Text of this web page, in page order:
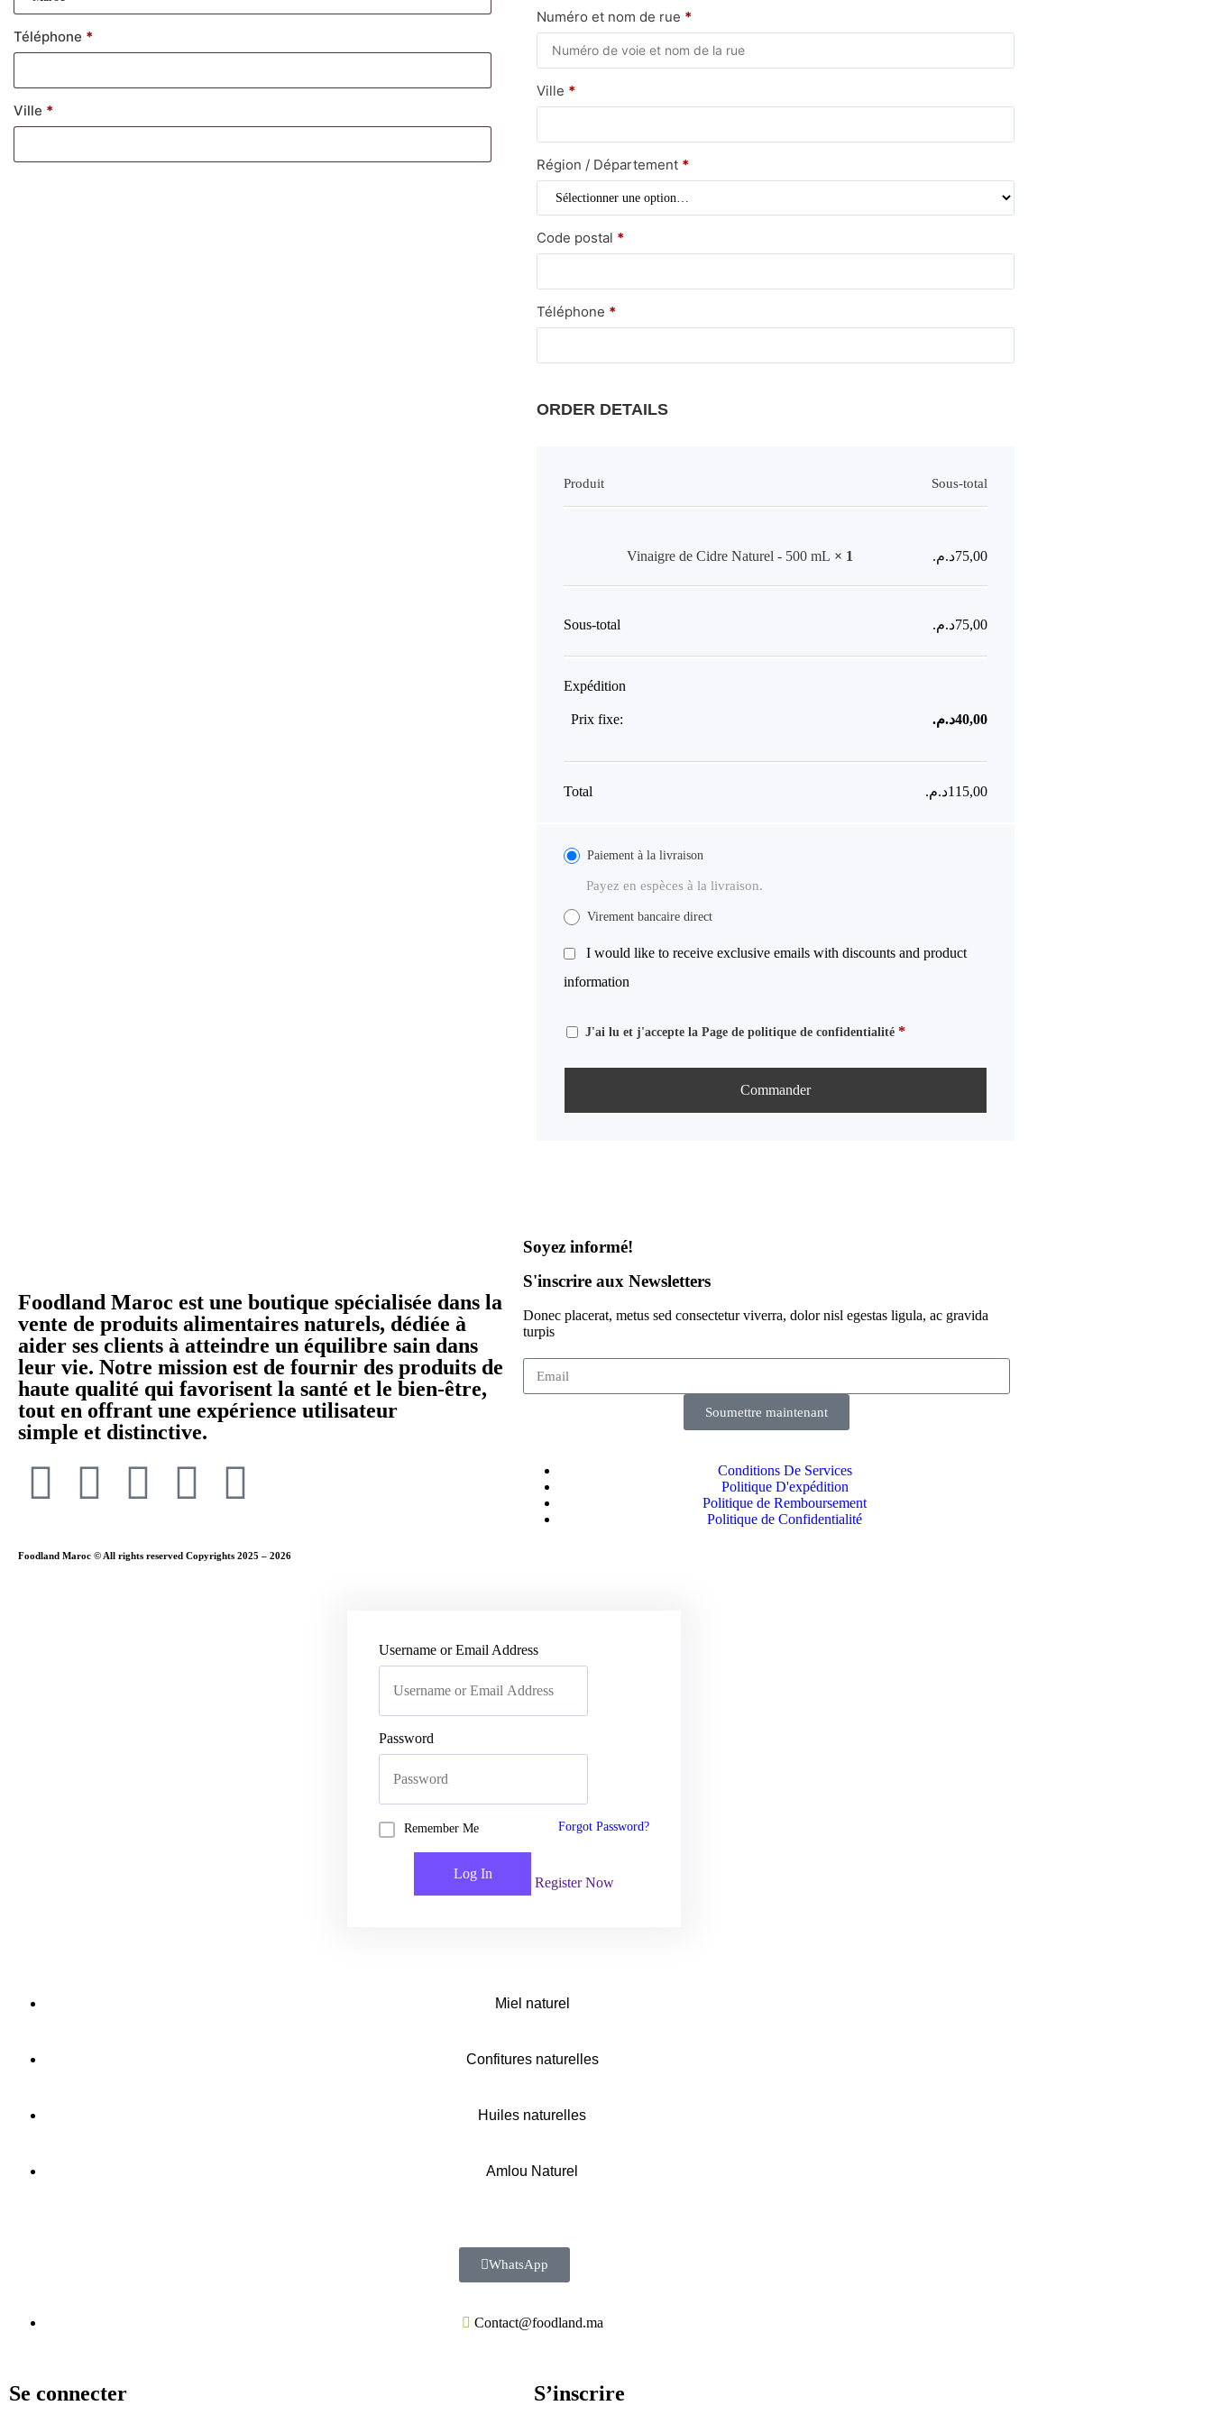
Téléphone *
Ville *
Numéro et nom de rue *
Ville *
Région / Département *
Code postal *
Téléphone *
ORDER DETAILS
Produit Sous-total
Vinaigre de Cidre Naturel - 500 mL × 1 75,00د.م.
Sous-total 75,00د.م.
Expédition
Prix fixe: 40,00د.م.
Total 115,00د.م.
Paiement à la livraison
Payez en espèces à la livraison.
Virement bancaire direct
I would like to receive exclusive emails with discounts and product
information
J'ai lu et j'accepte la Page de politique de confidentialité *
Commander
Foodland Maroc est une boutique spécialisée dans la
vente de produits alimentaires naturels, dédiée à
aider ses clients à atteindre un équilibre sain dans
leur vie. Notre mission est de fournir des produits de
haute qualité qui favorisent la santé et le bien-être,
tout en offrant une expérience utilisateur
simple et distinctive.
Foodland Maroc © All rights reserved Copyrights 2025 – 2026
Soyez informé!​
S'inscrire aux Newsletters
Donec placerat, metus sed consectetur viverra, dolor nisl egestas ligula, ac gravida
turpis
Soumettre maintenant
Conditions De Services
Politique D'expédition
Politique de Remboursement
Politique de Confidentialité
Username or Email Address
Password
Remember Me Forgot Password?
Log In
Register Now
Miel naturel
Confitures naturelles
Huiles naturelles
Amlou Naturel
WhatsApp
Contact@foodland.ma
Se connecter S’inscrire